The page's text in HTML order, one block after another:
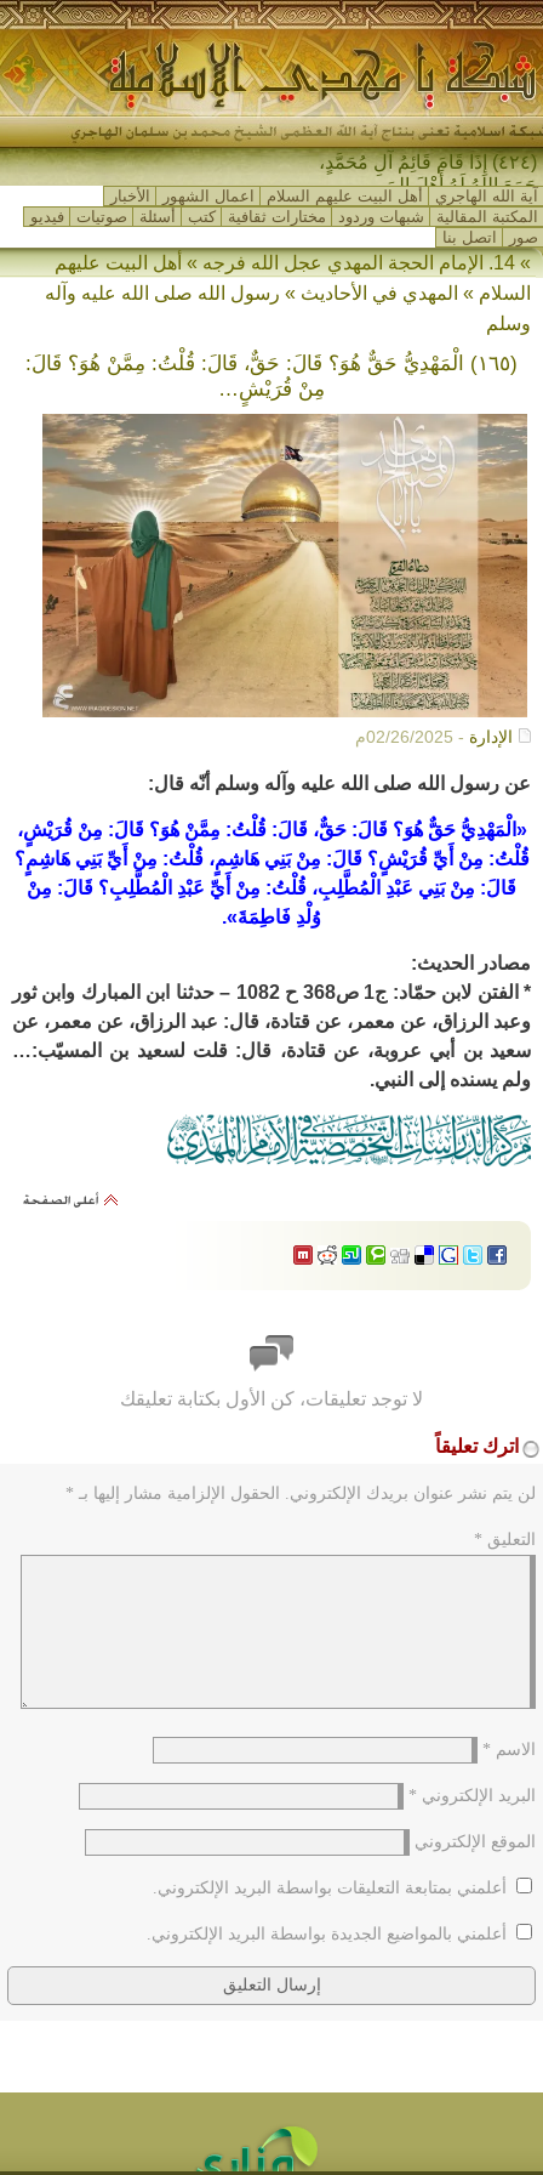
(٤٢٤) إِذَا قَامَ قَائِمُ آلِ مُحَمَّدٍ،
جَمَعَ اللهُ لَهُ أَهْلَ المَشْرِ-
آية الله الهاجري أهل البيت عليهم السلام اعمال الشهور
الأخبار
المكتبة المقالية
شبهات وردود مختارات ثقافية كتب أسئلة صوتيات
فيديو
صور
اتصل بنا
» 14. الإمام الحجة المهدي عجل الله فرجه » أهل البيت عليهم
السلام » المهدي في الأحاديث » رسول الله صلى الله عليه وآله
وسلم
(١٦٥) الْمَهْدِيُّ حَقٌّ هُوَ؟ قَالَ: حَقٌّ، قَالَ: قُلْتُ: مِمَّنْ هُوَ؟ قَالَ:
مِنْ قُرَيْشٍ…
الإدارة - 02/26/2025م
عن رسول الله صلى الله عليه وآله وسلم أنّه قال:
«الْمَهْدِيُّ حَقٌّ هُوَ؟ قَالَ: حَقٌّ، قَالَ: قُلْتُ: مِمَّنْ هُوَ؟ قَالَ: مِنْ قُرَيْشٍ،
قُلْتُ: مِنْ أَيِّ قُرَيْشٍ؟ قَالَ: مِنْ بَنِي هَاشِمٍ، قُلْتُ: مِنْ أَيِّ بَنِي هَاشِمٍ؟
قَالَ: مِنْ بَنِي عَبْدِ الْمُطَّلِبِ، قُلْتُ: مِنْ أَيِّ عَبْدِ الْمُطَّلِبِ؟ قَالَ: مِنْ
وُلْدِ فَاطِمَةَ».
مصادر الحديث:
* الفتن لابن حمّاد: ج1 ص368 ح 1082 – حدثنا ابن المبارك وابن ثور
وعبد الرزاق، عن معمر، عن قتادة، قال: عبد الرزاق، عن معمر، عن
سعيد بن أبي عروبة، عن قتادة، قال: قلت لسعيد بن المسيّب:…
ولم يسنده إلى النبي.
لا توجد تعليقات، كن الأول بكتابة تعليقك
اترك تعليقاً
لن يتم نشر عنوان بريدك الإلكتروني. الحقول الإلزامية مشار إليها بـ *
التعليق *
الاسم *
البريد الإلكتروني *
الموقع الإلكتروني
أعلمني بمتابعة التعليقات بواسطة البريد الإلكتروني.
أعلمني بالمواضيع الجديدة بواسطة البريد الإلكتروني.